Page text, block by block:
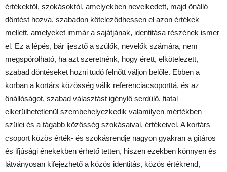
értékektől, szokásoktól, amelyekben nevelkedett, majd önálló
döntést hozva, szabadon köteleződhessen el azon értékek
mellett, amelyeket immár a sajátjának, identitása részének ismer
el. Ez a lépés, bár ijesztő a szülők, nevelők számára, nem
megspórolható, ha azt szeretnénk, hogy érett, elkötelezett,
szabad döntéseket hozni tudó felnőtt váljon belőle. Ebben a
korban a kortárs közösség válik referenciacsoporttá, és az
önállóságot, szabad választást igénylő serdülő, fiatal
elkerülhetetlenül szembehelyezkedik valamilyen mértékben
szülei és a tágabb közösség szokásaival, értékeivel. A kortárs
csoport közös érték- és szokásrendje nagyon gyakran a gitáros
és ifjúsági énekekben érhető tetten, hiszen ezekben könnyen és
látványosan kifejezhető a közös identitás, közös értékrend,